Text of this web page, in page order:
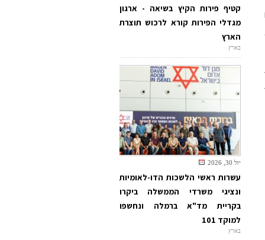
קטיף פירות הקיץ בשיאה - ארגון
מגדלי הפירות קורא לרכוש תוצרת
הארץ
בארץ
יול 30, 2026
עשרות ראשי הלשכות הדו-לאומיות
ונציגי משרדי הממשלה ביקרו
בקריית מד"א ברמלה ונחשפו
למוקד 101
בארץ